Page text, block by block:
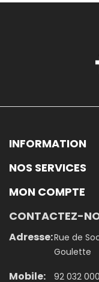
INFORMATION
NOS SERVICES
MON COMPTE
CONTACTEZ-
Adresse:Rue de
Goulette
Mobile: 92 032 000